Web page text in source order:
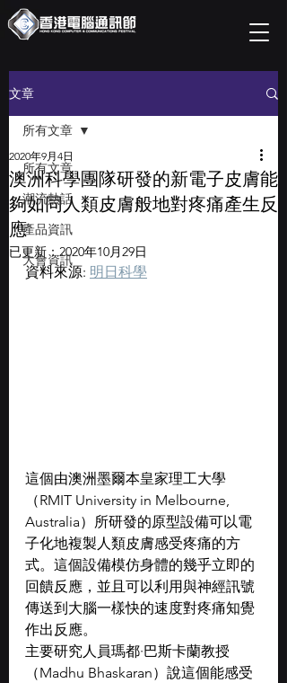
文章
所有文章
潮流熱話
產品資訊
大會資訊
所有文章
澳洲科學團隊研發的新電子皮膚能
夠如同人類皮膚般地對疼痛產生反
應
2020年9月4日
已更新：2020年10月29日
資料來源: 明日科學
這個由澳洲墨爾本皇家理工大學
（RMIT University in Melbourne,
Australia）所研發的原型設備可以電
子化地複製人類皮膚感受疼痛的方
式。這個設備模仿身體的幾乎立即的
回饋反應，並且可以利用與神經訊號
傳送到大腦一樣快的速度對疼痛知覺
作出反應。
主要研究人員瑪都·巴斯卡蘭教授
（Madhu Bhaskaran）說這個能感受